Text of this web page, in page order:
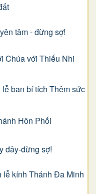
tâm - đừng sợ!
Chúa với Thiếu Nhi
ban bí tích Thêm sức
Hôn Phối
đây-đừng sợ!
lễ kính Thánh Đa Minh